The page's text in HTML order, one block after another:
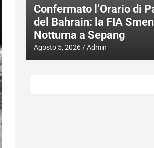
Confermato l’Orario di
del Bahrain: la FIA
Notturna a Sepang
Agosto 5, 2026 Admin